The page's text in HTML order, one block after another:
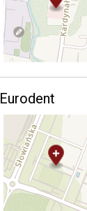
Eurodent